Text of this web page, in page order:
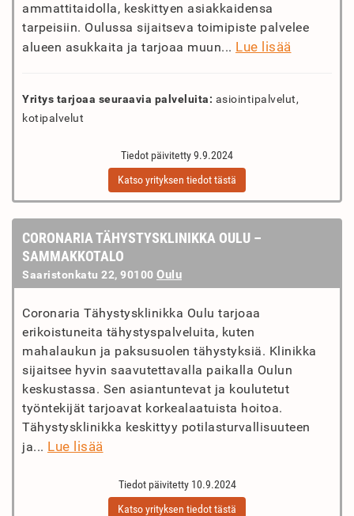
ammattitaidolla, keskittyen asiakkaidensa
tarpeisiin. Oulussa sijaitseva toimipiste palvelee
alueen asukkaita ja tarjoaa muun... Lue lisää
Yritys tarjoaa seuraavia palveluita: asiointipalvelut,
kotipalvelut
Tiedot päivitetty 9.9.2024
Katso yrityksen tiedot tästä
CORONARIA TÄHYSTYSKLINIKKA OULU –
SAMMAKKOTALO
Saaristonkatu 22, 90100 Oulu
Coronaria Tähystysklinikka Oulu tarjoaa
erikoistuneita tähystyspalveluita, kuten
mahalaukun ja paksusuolen tähystyksiä. Klinikka
sijaitsee hyvin saavutettavalla paikalla Oulun
keskustassa. Sen asiantuntevat ja koulutetut
työntekijät tarjoavat korkealaatuista hoitoa.
Tähystysklinikka keskittyy potilasturvallisuuteen
ja... Lue lisää
Tiedot päivitetty 10.9.2024
Katso yrityksen tiedot tästä